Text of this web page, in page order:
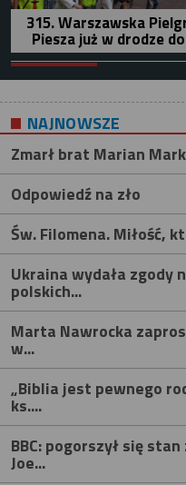
315. Warszawska
Piesza już w drodze
NAJNOWSZE
Zmarł brat Marian
Odpowiedź na zło
Św. Filomena. Miłość,
Ukraina wydała zgody
polskich...
Marta Nawrocka
w...
„Biblia jest pewnego
ks....
BBC: pogorszył się
Joe...